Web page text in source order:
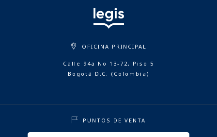
OFICINA PRINCIPAL
Calle 94a No 13-72, Piso 5
Bogotá D.C. (Colombia)
PUNTOS DE VENTA